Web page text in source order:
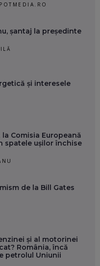
șantaj la președinte
și interesele
Comisia Europeană
spatele ușilor închise
de la Bill Gates
și al motorinei
România, încă
petrolul Uniunii